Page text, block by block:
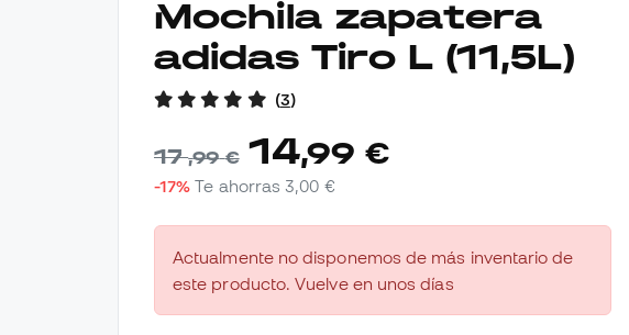
Mochila zapatera
adidas Tiro L (11,5L)
(3)
17,99 € 14,99 €
-17% Te ahorras3,00 €
Actualmente no disponemos de más inventario de
este producto. Vuelve en unos días